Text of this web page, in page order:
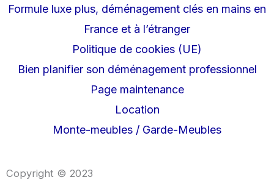
Formule luxe plus, déménagement clés en mains en
France et à l’étranger
Politique de cookies (UE)
Bien planifier son déménagement professionnel
Page maintenance
Location
Monte-meubles / Garde-Meubles
Copyright © 2023